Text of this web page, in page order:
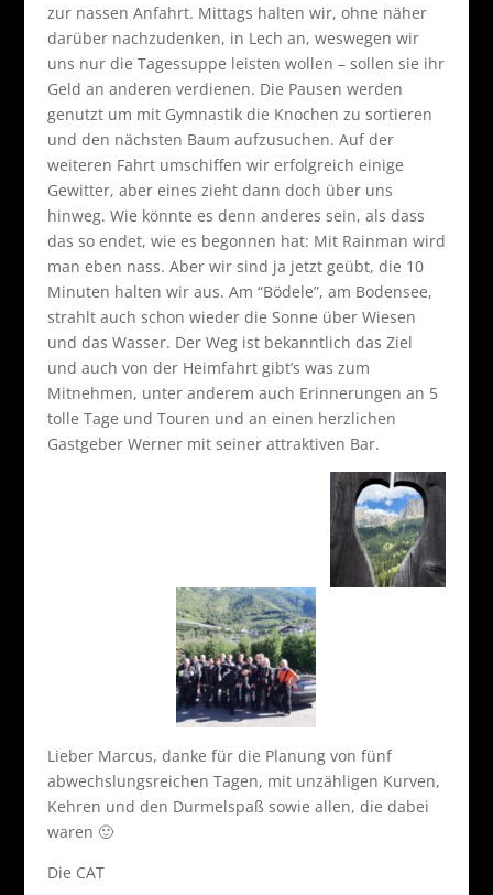
zur nassen Anfahrt. Mittags halten wir, ohne näher
darüber nachzudenken, in Lech an, weswegen wir
uns nur die Tagessuppe leisten wollen – sollen sie ihr
Geld an anderen verdienen. Die Pausen werden
genutzt um mit Gymnastik die Knochen zu sortieren
und den nächsten Baum aufzusuchen. Auf der
weiteren Fahrt umschiffen wir erfolgreich einige
Gewitter, aber eines zieht dann doch über uns
hinweg. Wie könnte es denn anderes sein, als dass
das so endet, wie es begonnen hat: Mit Rainman wird
man eben nass. Aber wir sind ja jetzt geübt, die 10
Minuten halten wir aus. Am “Bödele”, am Bodensee,
strahlt auch schon wieder die Sonne über Wiesen
und das Wasser. Der Weg ist bekanntlich das Ziel
und auch von der Heimfahrt gibt’s was zum
Mitnehmen, unter anderem auch Erinnerungen an 5
tolle Tage und Touren und an einen herzlichen
Gastgeber Werner mit seiner attraktiven Bar.
Lieber Marcus, danke für die Planung von fünf
abwechslungsreichen Tagen, mit unzähligen Kurven,
Kehren und den Durmelspaß sowie allen, die dabei
waren 🙂
Die CAT